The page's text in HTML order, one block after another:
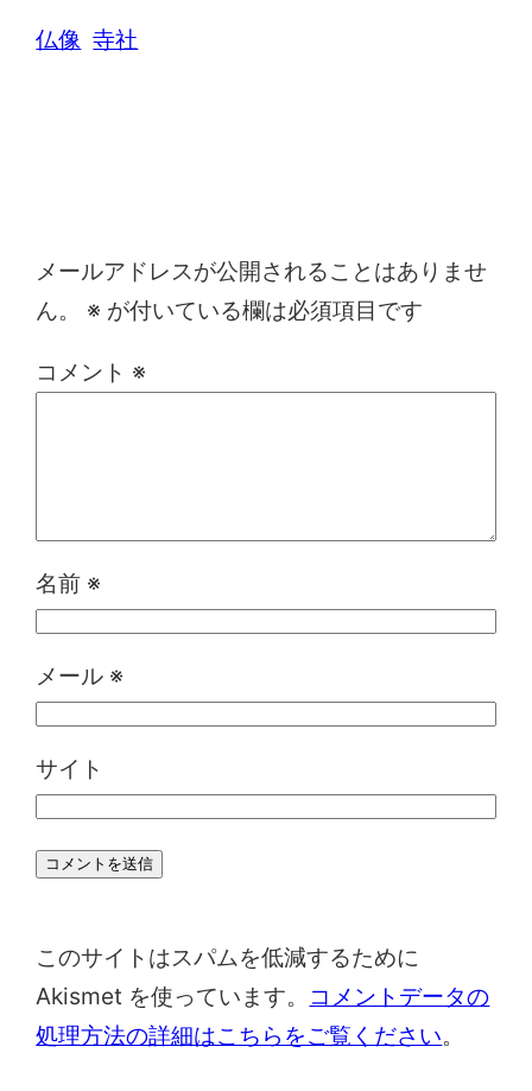
仏像 寺社
メールアドレスが公開されることはありませ
ん。
※ が付いている欄は必須項目です
コメント ※
名前 ※
メール ※
サイト
このサイトはスパムを低減するために
Akismet を使っています。
コメントデータの
処理方法の詳細はこちらをご覧ください。